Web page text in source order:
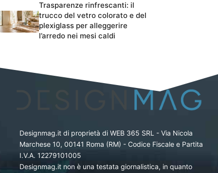
Trasparenze rinfrescanti: il
trucco del vetro colorato e del
plexiglass per alleggerire
l’arredo nei mesi caldi
Designmag.it di proprietà di WEB 365 SRL - Via Nicola
Marchese 10, 00141 Roma (RM) - Codice Fiscale e Partita
I.V.A. 12279101005
Designmag.it non è una testata giornalistica, in quanto